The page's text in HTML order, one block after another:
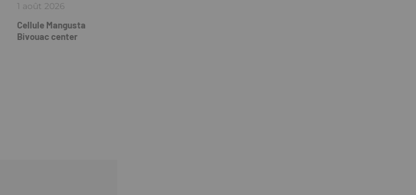
1 août 2026
Cellule Mangusta
Bivouac center